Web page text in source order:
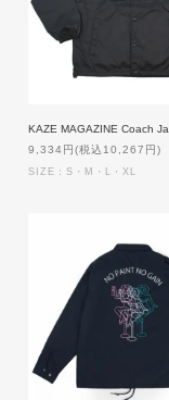
9,334円(税込10,267円)
SIZE：S・M・L・XL